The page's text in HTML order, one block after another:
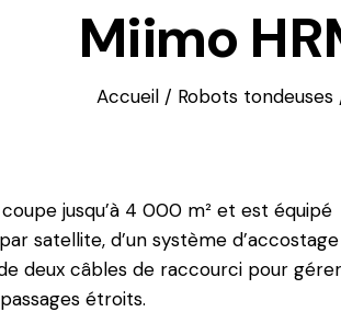
Miimo
Accueil/ Robots tondeuses
jusqu’à 4 000 m² et est équipé
satellite, d’un système d’accostage
deux câbles de raccourci pour gérer
étroits.